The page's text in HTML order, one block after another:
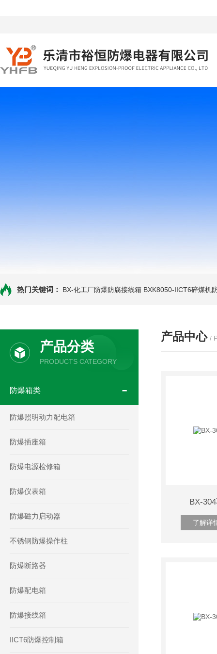
热门关键词： BX-化工厂防爆防腐接线箱 BXK8050-IICT6碎煤机
产品分类
PRODUCTS CATEGORY
防爆箱类
防爆照明动力配电箱
防爆插座箱
防爆电源检修箱
防爆仪表箱
防爆磁力启动器
不锈钢防爆操作柱
防爆断路器
防爆配电箱
防爆接线箱
IICT6防爆控制箱
产品中心 /
BX-
了解详